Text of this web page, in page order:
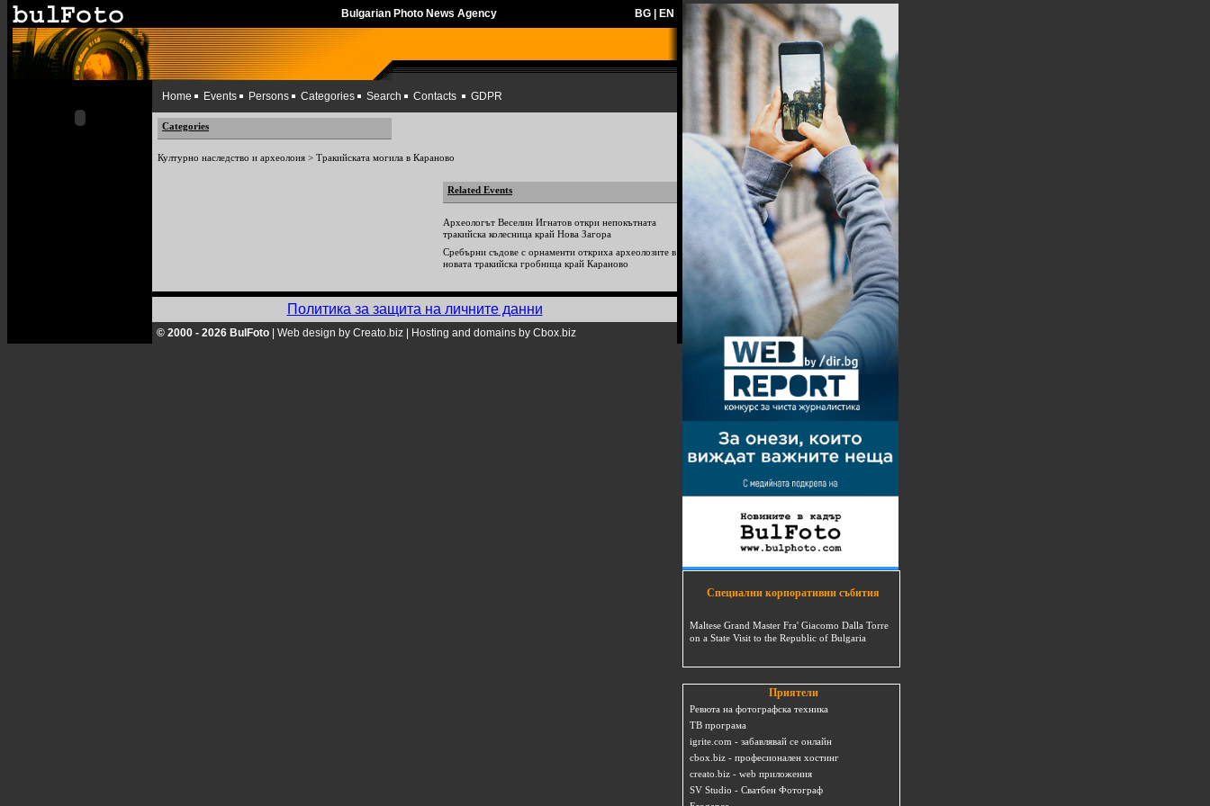
Bulgarian Photo News Agency BG EN
Home Events Persons Categories Search Contacts GDPR
Categories
Културно наследство и археолоия > Тракийската могила в Караново
Related Events
Археологът Веселин Игнатов откри непокътната
тракийска колесница край Нова Загора
Сребърни съдове с орнаменти откриха археолозите в
новата тракийска гробница край Караново
Политика за защита на личните данни
© 2000 - 2026 BulFoto Web design by Creato.biz Hosting and domains by Cbox.biz
Специални корпоративни събития
Maltese Grand Master Fra' Giacomo Dalla Torre
on a State Visit to the Republic of Bulgaria
Приятели
Ревюта на фотографска техника
ТВ програма
igrite.com - забавлявай се онлайн
cbox.biz - професионален хостинг
creato.biz - web приложения
SV Studio - Сватбен Фотограф